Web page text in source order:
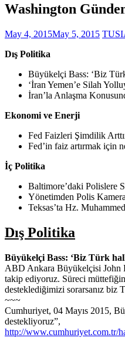
Washington
May 4, 2015May 5, 2015
Dış Politika
Büyükelçi Bass: ‘Biz
‘İran Yemen’e Silah
İran’la Anlaşma
Ekonomi ve Enerji
Fed Faizleri Şimdilik
Fed’in faiz artırmak için
İç Politika
Baltimore’daki Polislere
Yönetimden Polis
Teksas’ta Hz.
Dış Politika
Büyükelçi Bass: ‘Biz Türk
ABD Ankara Büyükelçisi John
takip ediyoruz. Süreci
desteklediğimizi sorarsanız biz
~~~
Cumhuriyet, 04 Mayıs 2015,
destekliyoruz”,
http://www.cumhuriyet.com.tr/